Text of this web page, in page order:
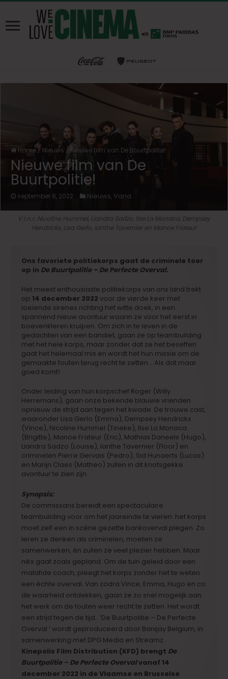
Home/ Nieuws / Nieuwe film van De Buurtpolitie!
Nieuwe film van De
Buurtpolitie!
september 8, 2022 Nieuws, Varia
V.l.n.r. Nicoline Hummel, Liandra Sadzo, Ilse La Monaca, Dempsey
Hendrickx, Lisa Gerlo, Ianthe Tavernier en Manoe Frateur
Ons favoriete politiekorps gaat de criminele toer
op in De Buurtpolitie – De Perfecte Overval.
Het meest enthousiaste politiekorps van ons land trekt
op 14 december 2022 voor de vierde keer met
loeiende sirenes richting het witte doek, in een
spannend nieuw avontuur waarin ze voor het eerst in
boevenkleren kruipen. Om zich in te leven in de
gedachten van een bandiet, gaan ze op teambuilding
met het hele korps, maar zonder dat ze het beseffen
gaat het helemaal mis en wordt het hun missie om de
gemaakte fouten terug recht te zetten… Als dat maar
goed komt!
Onder leiding van hun korpschef Roger (Willy
Herremans), gaan onze bekende blauwe vrienden
opnieuw de strijd aan tegen het kwade. De trouwe cast,
waaronder Lisa Gerlo (Emma), Dempsey Hendrickx
(Vince), Nicoline Hummel (Tineke), Ilse La Monaca
(Brigitte), Manoe Frateur (Eric), Mathias Daneels (Hugo),
Liandra Sadzo (Louise), Ianthe Tavernier (Floor) en
criminelen Pierre Gervais (Pedro), Sid Hunaerts (Lucas)
en Marijn Claes (Matheo) zullen in dit knotsgekke
avontuur te zien zijn.
Synopsis:
De commissaris bereidt een spectaculaire
teambuilding voor om het jaareinde te vieren: het korps
moet zelf een in scène gezette bankoverval plegen. Zo
leren ze denken als criminelen, moeten ze
samenwerken, én zullen ze veel plezier hebben. Maar
niks gaat zoals gepland. Om de tuin geleid door een
malafide coach, pleegt het korps zonder het te weten
een échte overval. Van zodra Vince, Emma, Hugo en co
de waarheid ontdekken, gaan ze zo snel mogelijk aan
het werk om de fouten weer recht te zetten. Het wordt
een strijd tegen de tijd…’De Buurtpolitie – De Perfecte
Overval ‘ wordt geproduceerd door Banijay Belgium, in
samenwerking met DPG Media en Streamz.
Kinepolis Film Distribution (KFD) brengt De
Buurtpolitie – De Perfecte Overvalvanaf 14
december 2022 in de Vlaamse en Brusselse